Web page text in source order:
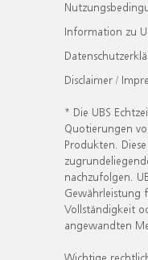
Information zu
Disclaimer /
* Die UBS
Quotierungen
Produkten.
nachzufolgen.
Gewährleistung
Vollständigkeit
angewandten